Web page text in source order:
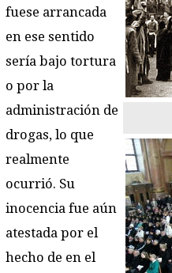
fuese arrancada
en ese sentido
sería bajo tortura
o por la
administración de
drogas, lo que
realmente
ocurrió. Su
inocencia fue aún
atestada por el
hecho de en el